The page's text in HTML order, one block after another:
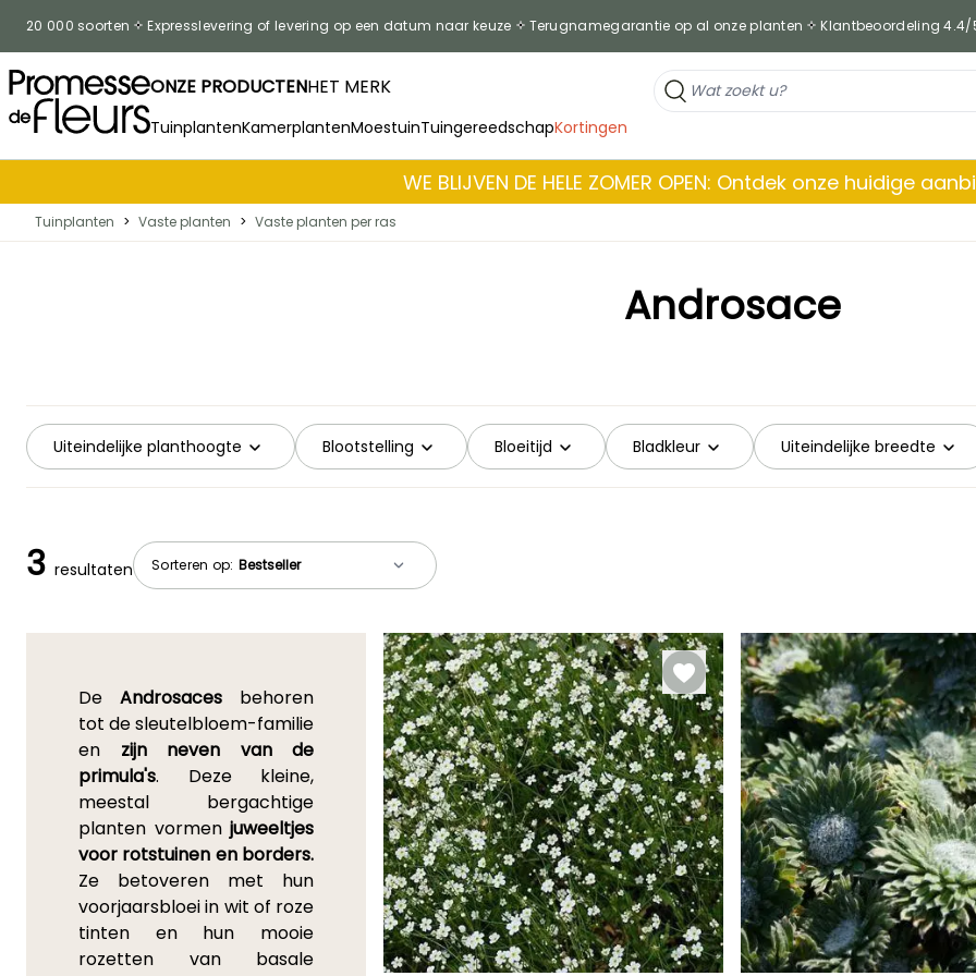
20 000 soorten Expresslevering of levering op een datum naar keuze Terugnamegarantie op al onze planten Klantbeoordeling 4.4/
ONZE PRODUCTENHET MERK
TuinplantenKamerplantenMoestuinTuingereedschapKortingen
WE BLIJVEN DE HELE ZOMER OPEN: Ontdek onze huidige
Tuinplanten > Vaste planten > Vaste planten per ras
Androsace
Uiteindelijke planthoogte Blootstelling Bloeitijd Bladkleur Uiteindelijke breedte
Sorteren op:
3 resultaten
De Androsaces behoren
tot de sleutelbloem-familie
en zijn neven van de
primula's. Deze kleine,
meestal bergachtige
planten vormen juweeltjes
voor rotstuinen en borders.
Ze betoveren met hun
voorjaarsbloei in wit of roze
tinten en hun mooie
rozetten van basale